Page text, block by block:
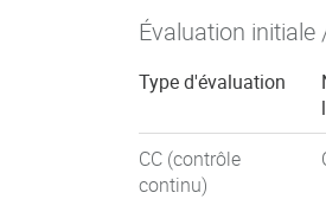
Évaluation
Type d'évaluation
CC (contrôle
continu)